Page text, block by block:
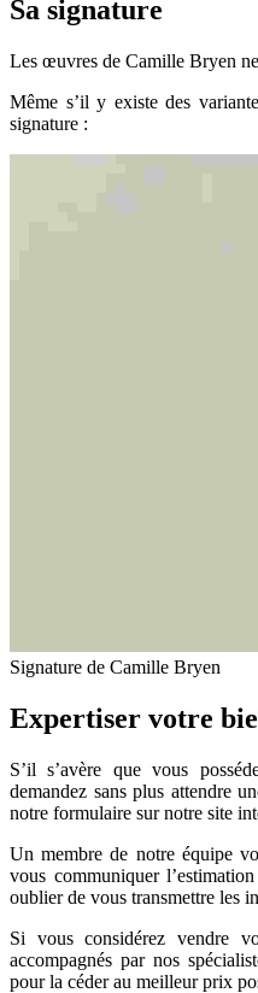
Sa signature
Les œuvres de Camille Bryen
Même s’il y existe des
signature :
Signature de Camille Bryen
Expertiser votre
S’il s’avère que vous
demandez sans plus attendre
notre formulaire sur notre site
Un membre de notre équipe
vous communiquer
oublier de vous transmettre les
Si vous considérez vendre
accompagnés par nos
pour la céder au meilleur prix